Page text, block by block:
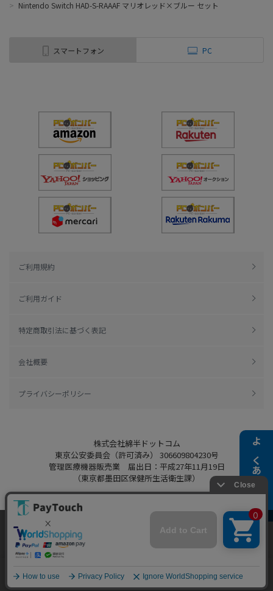
よくある質問
> Nintendo Switch HAD-S-RAAAF マリオレッド×ブルー セット
スマートフォン PC
ご利用規約
ご利用ガイド
特定商取引法に基づく表記
会社概要
プライバシーポリシー
株式会社綿半ドットコム
東京公安委員会（許可済み） 306609804230号
管理医療機器販売業 届出日：平成27年11月19日
（東京都墨田区保健所生活衛生課）
Copyright 2022
Powered by Watahan Partners Co., Ltd.
当ウェブサイトでは、お客様により良いサービス
をご提供するため、クッキーを利用しています。
サイト利用を継続することにより、クッキーの使
細はこちら」をご覧ください。
同意する